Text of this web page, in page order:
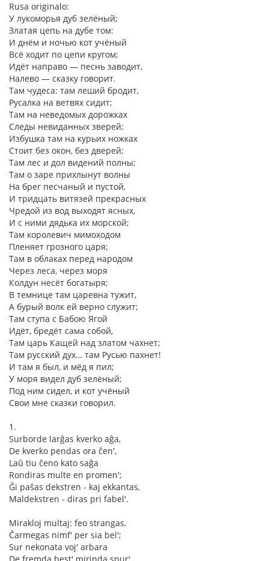
Rusa originalo:
У лукоморья дуб зелёный;
Златая цепь на дубе том:
И днём и ночью кот учёный
Всё ходит по цепи кругом;
Идёт направо — песнь заводит,
Налево — сказку говорит.
Там чудеса: там леший бродит,
Русалка на ветвях сидит;
Там на неведомых дорожках
Следы невиданных зверей;
Избушка там на курьих ножках
Стоит без окон, без дверей;
Там лес и дол видений полны;
Там о заре прихлынут волны
На брег песчаный и пустой,
И тридцать витязей прекрасных
Чредой из вод выходят ясных,
И с ними дядька их морской;
Там королевич мимоходом
Пленяет грозного царя;
Там в облаках перед народом
Через леса, через моря
Колдун несёт богатыря;
В темнице там царевна тужит,
А бурый волк ей верно служит;
Там ступа с Бабою Ягой
Идёт, бредёт сама собой,
Там царь Кащей над златом чахнет;
Там русский дух… там Русью пахнет!
И там я был, и мёд я пил;
У моря видел дуб зелёный;
Под ним сидел, и кот учёный
Свои мне сказки говорил.
1.
Surborde larĝas kverko aĝa,
De kverko pendas ora ĉen',
Laŭ tiu ĉeno kato saĝa
Rondiras multe en promen';
Ĝi paŝas dekstren - kaj ekkantas,
Maldekstren - diras pri fabel'.
Mirakloj multaj: feo strangas,
Ĉarmegas nimf' per sia bel';
Sur nekonata voj' arbara